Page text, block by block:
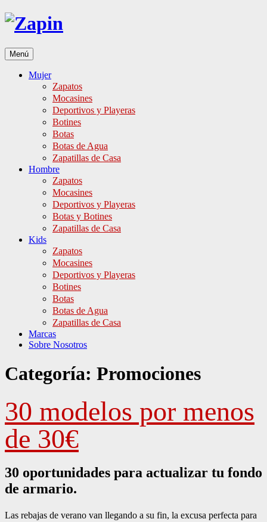
Ir
Menú
Mujer
Zapatos
Mocasines
Deportivos y Playeras
Botines
Botas
Botas de Agua
Zapatillas de Casa
Hombre
Zapatos
Mocasines
Deportivos y Playeras
Botas y Botines
Zapatillas de Casa
Kids
Zapatos
Mocasines
Deportivos y Playeras
Botines
Botas
Botas de Agua
Zapatillas de Casa
Marcas
Sobre Nosotros
Categoría: Promociones
30 modelos por menos
de 30€
30 oportunidades para actualizar tu fondo
de armario.
Las rebajas de verano van llegando a su fin, la excusa perfecta para